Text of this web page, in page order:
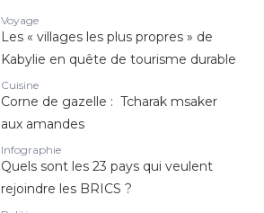
Voyage
Les « villages les plus propres » de
Kabylie en quête de tourisme durable
Cuisine
Corne de gazelle : Tcharak msaker
aux amandes
Infographie
Quels sont les 23 pays qui veulent
rejoindre les BRICS ?